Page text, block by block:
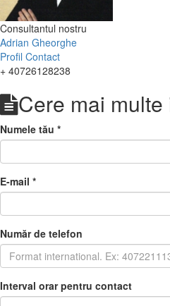
Consultantul nostru
Adrian Gheorghe
Profil Contact
+ 40726128238
Cere mai multe
Numele tău *
E-mail *
Număr de telefon
Interval orar pentru contact